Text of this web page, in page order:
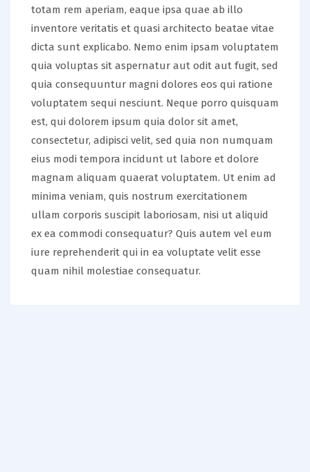
totam rem aperiam, eaque ipsa quae ab illo
inventore veritatis et quasi architecto beatae vitae
dicta sunt explicabo. Nemo enim ipsam voluptatem
quia voluptas sit aspernatur aut odit aut fugit, sed
quia consequuntur magni dolores eos qui ratione
voluptatem sequi nesciunt. Neque porro quisquam
est, qui dolorem ipsum quia dolor sit amet,
consectetur, adipisci velit, sed quia non numquam
eius modi tempora incidunt ut labore et dolore
magnam aliquam quaerat voluptatem. Ut enim ad
minima veniam, quis nostrum exercitationem
ullam corporis suscipit laboriosam, nisi ut aliquid
ex ea commodi consequatur? Quis autem vel eum
iure reprehenderit qui in ea voluptate velit esse
quam nihil molestiae consequatur.